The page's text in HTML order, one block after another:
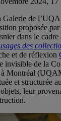
Galerie de
proposée
dans le cadre
des
et de réflexion
invisible de la
Montréal
et structurée
leur